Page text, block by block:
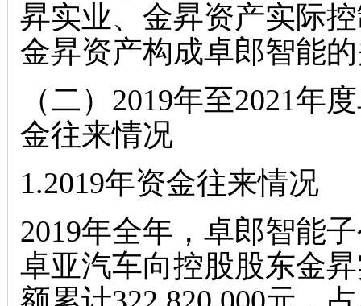
昇实业、金昇资产实际
金昇资产构成卓郎智能
（二）2019年至2021年
金往来情况
1.2019年资金往来情况
2019年全年，卓郎智能
卓亚汽车向控股股东金